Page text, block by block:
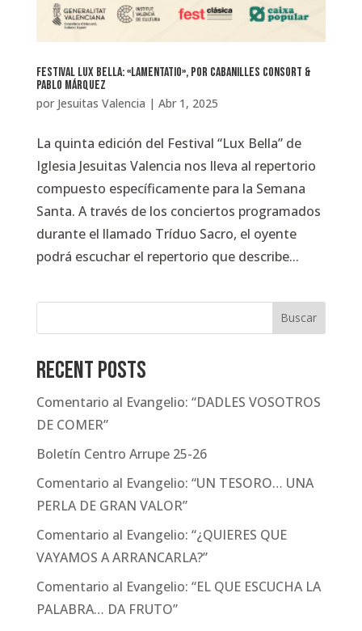
Festival Lux Bella: «Lamentatio», por Cabanilles Consort &
Pablo Márquez
por Jesuitas Valencia | Abr 1, 2025
La quinta edición del Festival “Lux Bella” de
Iglesia Jesuitas Valencia nos lleva al repertorio
compuesto específicamente para la Semana
Santa. A través de los conciertos programados
durante el llamado Tríduo Sacro, el oyente
podrá escuchar el repertorio que describe...
Buscar
Recent Posts
Comentario al Evangelio: “DADLES VOSOTROS
DE COMER”
Boletín Centro Arrupe 25-26
Comentario al Evangelio: “UN TESORO… UNA
PERLA DE GRAN VALOR”
Comentario al Evangelio: “¿QUIERES QUE
VAYAMOS A ARRANCARLA?”
Comentario al Evangelio: “EL QUE ESCUCHA LA
PALABRA… DA FRUTO”